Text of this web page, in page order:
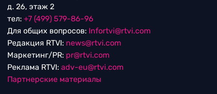
д. 26, этаж 2
тел: +7 (499) 579-86-96
Для общих вопросов: Infortvi@rtvi.com
Редакция RTVI: news@rtvi.com
Маркетинг/PR: pr@rtvi.com
Реклама RTVI: adv-eu@rtvi.com
Партнерские материалы